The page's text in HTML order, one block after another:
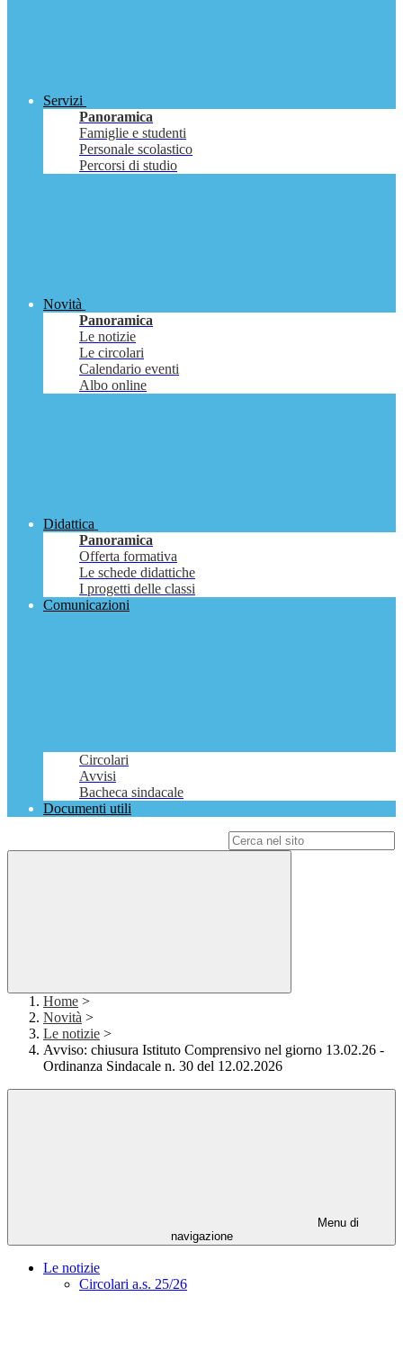
Servizi
Panoramica
Famiglie e studenti
Personale scolastico
Percorsi di studio
Novità
Panoramica
Le notizie
Le circolari
Calendario eventi
Albo online
Didattica
Panoramica
Offerta formativa
Le schede didattiche
I progetti delle classi
Comunicazioni
Circolari
Avvisi
Bacheca sindacale
Documenti utili
Home >
Novità >
Le notizie >
Avviso: chiusura Istituto Comprensivo nel giorno 13.02.26 -
Ordinanza Sindacale n. 30 del 12.02.2026
Menu di
navigazione
Le notizie
Circolari a.s. 25/26